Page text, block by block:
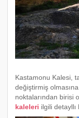
Kastamonu Kalesi,
değiştirmiş
noktalarından birisi
kaleleri ilgili